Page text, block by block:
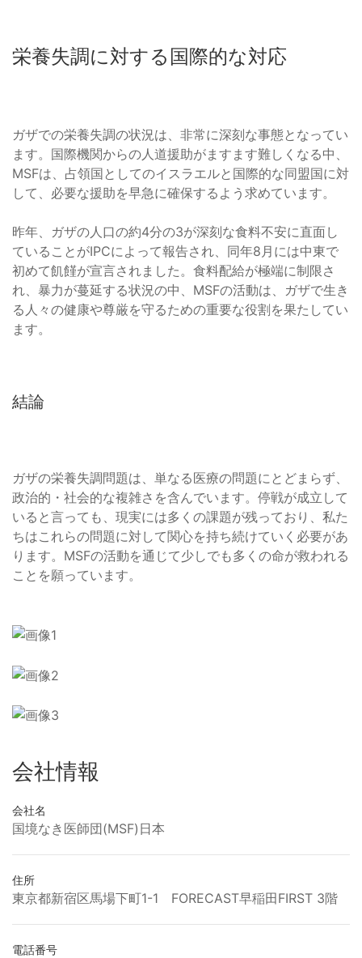
栄養失調に対する国際的な対応
ガザでの栄養失調の状況は、非常に深刻な事態となってい
ます。国際機関からの人道援助がますます難しくなる中、
MSFは、占領国としてのイスラエルと国際的な同盟国に対
して、必要な援助を早急に確保するよう求めています。
昨年、ガザの人口の約4分の3が深刻な食料不安に直面し
ていることがIPCによって報告され、同年8月には中東で
初めて飢饉が宣言されました。食料配給が極端に制限さ
れ、暴力が蔓延する状況の中、MSFの活動は、ガザで生き
る人々の健康や尊厳を守るための重要な役割を果たしてい
ます。
結論
ガザの栄養失調問題は、単なる医療の問題にとどまらず、
政治的・社会的な複雑さを含んでいます。停戦が成立して
いると言っても、現実には多くの課題が残っており、私た
ちはこれらの問題に対して関心を持ち続けていく必要があ
ります。MSFの活動を通じて少しでも多くの命が救われる
ことを願っています。
会社情報
会社名
国境なき医師団(MSF)日本
住所
東京都新宿区馬場下町1-1 FORECAST早稲田FIRST 3階
電話番号